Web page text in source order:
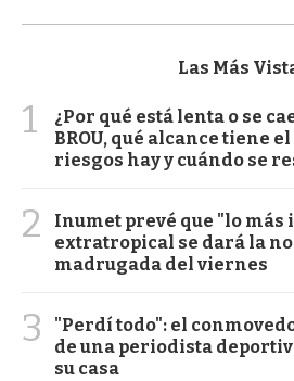
Las Más
1
¿Por qué está lenta o se
BROU, qué alcance tiene
riesgos hay y cuándo se
2
Inumet prevé que "lo más
extratropical se dará la
madrugada del viernes
3
"Perdí todo": el
de una periodista
su casa